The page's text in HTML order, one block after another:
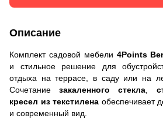
Описание
Комплект садовой мебели 4Points
и стильное решение для
отдыха на террасе, в саду или на
Сочетаниезакаленного стекла
кресел из текстилена обеспечивает
и современный вид.